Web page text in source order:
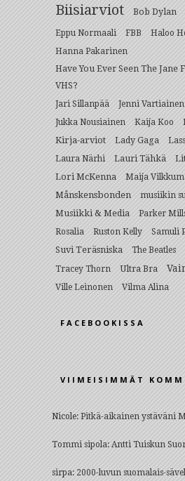
Biisiarviot Bob Dylan
Eppu Normaali FBB Haloo
Hanna Pakarinen
Have You Ever Seen The Jane
VHS?
Jari Sillanpää Jenni Vartiainen
Jukka Nousiainen
Kaija Koo
Kirja-arviot Lady Gaga
Laura Närhi
Lauri Tähkä
Lori McKenna
Maija
Månskensbonden musiikin
Musiikki & Media Parker
Rosalia
Ruston Kelly Samuli
Suvi Teräsniska The Beatles
Tracey Thorn
Ultra Bra
Ville Leinonen Vilma Alina
FACEBOOKISSA
VIIMEISIMMÄT
Nicole: Pitkä-aikainen ystäväni
Tommi sipola: Antti Tuiskun
sirpa: 2000-luvun suomalais-